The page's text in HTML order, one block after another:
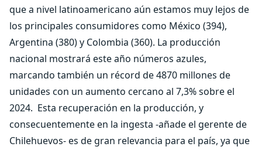
que a nivel latinoamericano aún estamos muy lejos de
los principales consumidores como México (394),
Argentina (380) y Colombia (360). La producción
nacional mostrará este año números azules,
marcando también un récord de 4870 millones de
unidades con un aumento cercano al 7,3% sobre el
2024. Esta recuperación en la producción, y
consecuentemente en la ingesta -añade el gerente de
Chilehuevos- es de gran relevancia para el país, ya que